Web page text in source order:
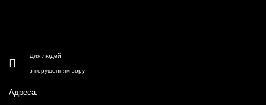
Для людей
з порушенням зору
Адреса: